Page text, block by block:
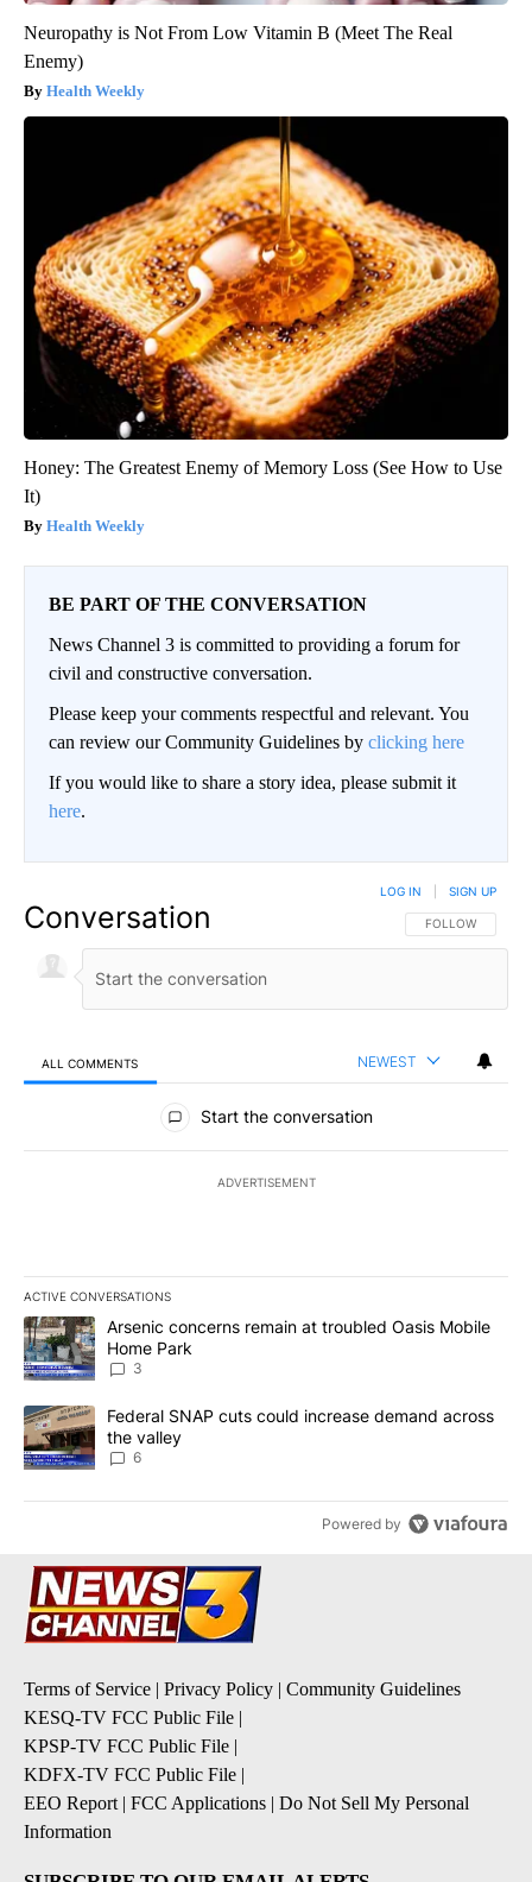
Neuropathy is Not From Low Vitamin B (Meet The Real
Enemy)
Health Weekly
Honey: The Greatest Enemy of Memory Loss (See How to Use
It)
Health Weekly
BE PART OF THE CONVERSATION
News Channel 3 is committed to providing a forum for
civil and constructive conversation.
Please keep your comments respectful and relevant. You
can review our Community Guidelines by clicking here
If you would like to share a story idea, please submit it
here.
Conversation FOLLOW THIS
FOLLOW
LOG IN SIGN UP
ALL COMMENTS NEWEST
All Comments
Start the conversation
ADVERTISEMENT
ACTIVE CONVERSATIONS
The following is a list of the most commented articles in the last
A trending article titled "Arsenic concerns remain at troubled
Arsenic concerns remain at troubled Oasis Mobile
Home Park
3
A trending article titled "Federal SNAP cuts could increase
Federal SNAP cuts could increase demand across
the valley
6
Powered by
Terms of Service | Privacy Policy | Community Guidelines
KESQ-TV FCC Public File |
KPSP-TV FCC Public File |
KDFX-TV FCC Public File |
EEO Report | FCC Applications | Do Not Sell My Personal
Information